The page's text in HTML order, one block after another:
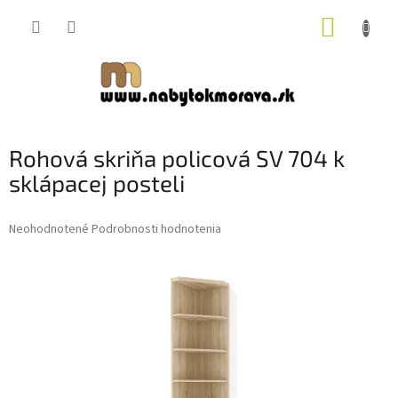
Rohová skriňa policová SV 704 k
sklápacej posteli
Priemerné
Neohodnotené Podrobnosti hodnotenia